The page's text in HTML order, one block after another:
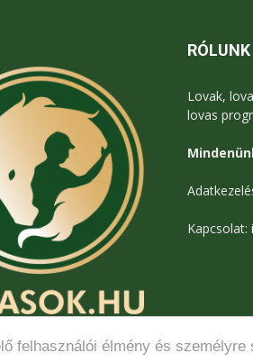
felhasználói élmény és
RÓLUNK
Lovak,
lovas
Kapcsolat: